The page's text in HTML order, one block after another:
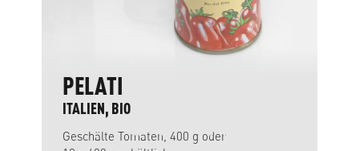
PELATI
ITALIEN, BIO
Geschälte Tomaten, 400 g oder